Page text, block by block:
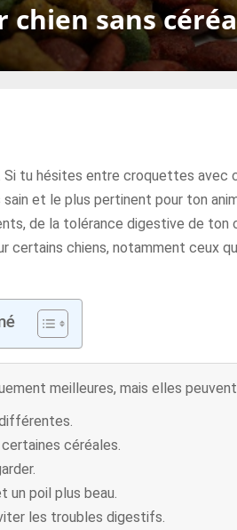
sans
Si tu hésites entre croquettes
et le plus pertinent pour ton
de la tolérance digestive de ton
chiens, notamment ceux
meilleures, mais elles
céréales.
un poil plus beau.
les troubles digestifs.